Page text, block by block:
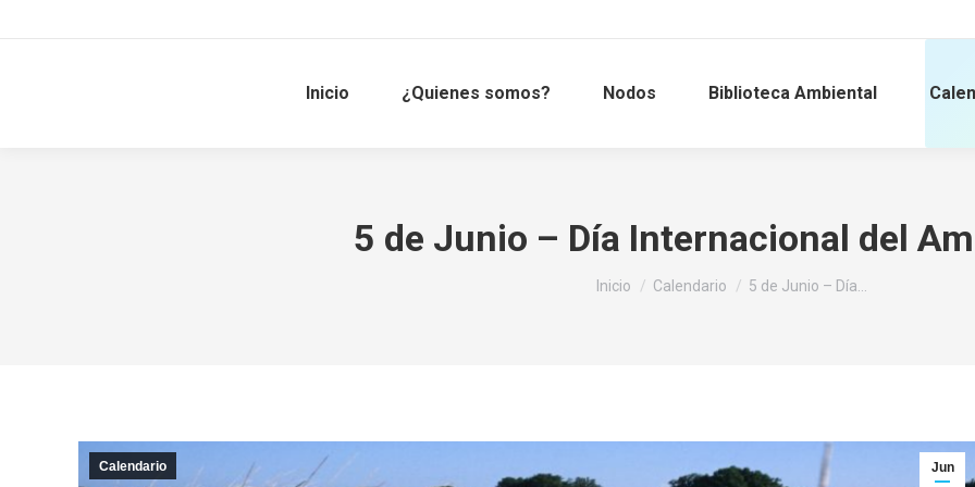
Inicio ¿Quienes somos? Nodos Biblioteca Ambiental
5 de Junio – Día Internacional del
Estás aquí:
Inicio Calendario 5 de Junio – Día…
Jun
Calendario